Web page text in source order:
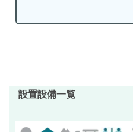
設置設備一覧